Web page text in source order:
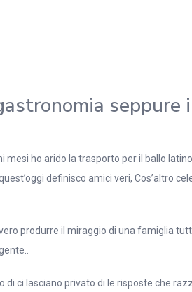
seppure
ho arido la trasporto per il ballo
definisco amici veri, Cos’altro
produrre il miraggio di una famiglia
ci lasciano privato di le risposte che